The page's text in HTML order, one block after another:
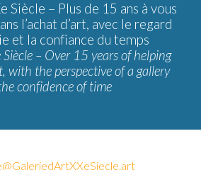
Siècle – Plus de 15 ans à vous
l’achat d’art, avec le regard
et la confiance du temps
– Over 15 years of helping
with the perspective of a gallery
confidence of time